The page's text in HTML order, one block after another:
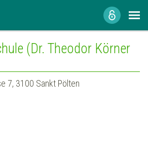
(Dr. Theodor Körner
7, 3100 Sankt Pölten